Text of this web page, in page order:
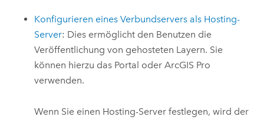
Konfigurieren eines Verbundservers als Hosting-
Server: Dies ermöglicht den Benutzen die
Veröffentlichung von gehosteten Layern. Sie
können hierzu das Portal oderArcGIS Pro
verwenden.
Wenn Sie einen Hosting-Server festlegen, wird der